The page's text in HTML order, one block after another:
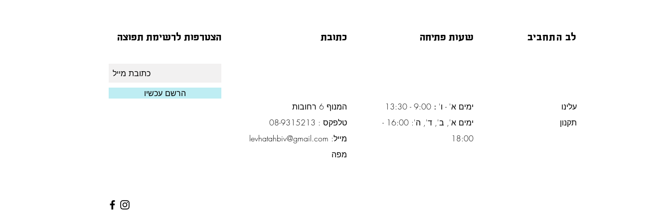
הצטרפות לרשימת תפוצה כתובת שעות פתיחה לב התחביב
הרשם עכשיו
המנוף 6 רחובות
טלפקס : 08-9315213
מייל: levhatahbiv@gmail.com
מפה
ימים א' - ו' :
ימים א', ב', ד', ה': 16:00 -
18:00
עלינו
תקנון